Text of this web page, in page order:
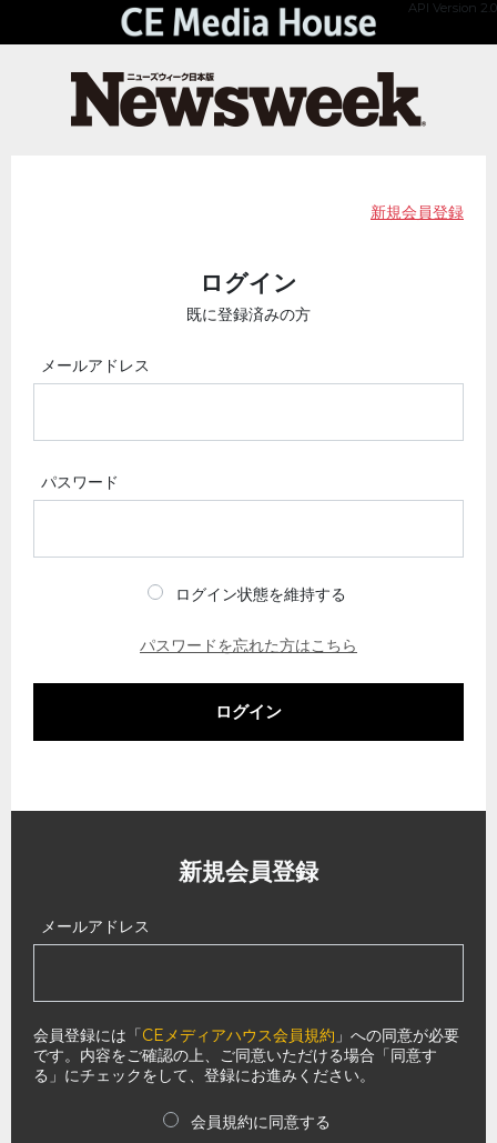
API Version 2.0
新規会員登録
ログイン
既に登録済みの方
メールアドレス
パスワード
ログイン状態を維持する
パスワードを忘れた方はこちら
ログイン
新規会員登録
メールアドレス
会員登録には「CEメディアハウス会員規約 」への同意が必要
です。内容をご確認の上、ご同意いただける場合「同意す
る」にチェックをして、登録にお進みください。
会員規約に同意する